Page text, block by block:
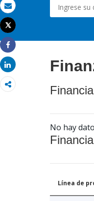
Correo electrónico
Imprimir
Tweet
Share
Share
No hay
Línea de